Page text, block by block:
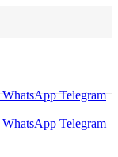
WhatsApp Telegram
WhatsApp Telegram